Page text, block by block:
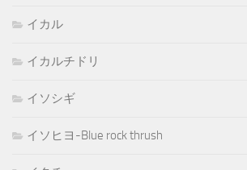
イカル
イカルチドリ
イソシギ
イソヒヨ-Blue rock thrush